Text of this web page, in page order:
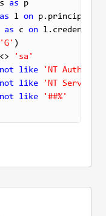
as
as l on
as c on
'G' )
'sa'
not like
'NT
not like
'NT Service%'
not like '##%'